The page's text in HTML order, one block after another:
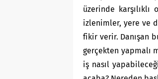
üzerinde karşılıklı
izlenimler, yere ve
fikir verir. Danışan
gerçekten yapmalı
iş nasıl